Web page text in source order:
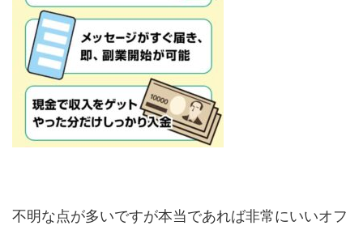
不明な点が多いですが本当であれば非常にいいオフ